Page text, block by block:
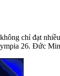
chỉ đạt
26. Đức